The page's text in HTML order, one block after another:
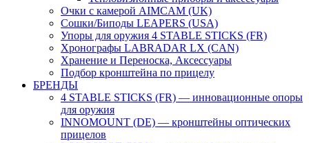
Очки с камерой AIMCAM (UK)
Сошки/Биподы LEAPERS (USA)
Упоры для оружия 4 STABLE STICKS (FR)
Хронографы LABRADAR LX (CAN)
Хранение и Переноска, Аксессуары
Подбор кронштейна по прицелу
БРЕНДЫ
4 STABLE STICKS (FR) — инновационные опоры
для оружия
INNOMOUNT (DE) — кронштейны оптических
прицелов